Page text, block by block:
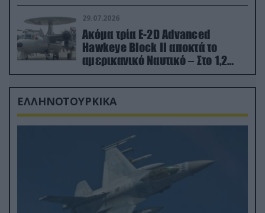
29.07.2026
Ακόμα τρία E-2D Advanced
Hawkeye Block II αποκτά το
αμερικανικό Ναυτικό – Στο 1,2
δισ.δολάρια το κόστος
ΕΛΛΗΝΟΤΟΥΡΚΙΚΑ